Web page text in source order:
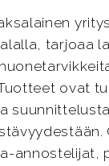
yritys
tarjoaa
ovat
annostelijat,